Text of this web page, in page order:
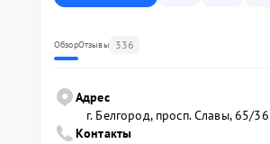
ОбзорОтзывы 336
Адрес
г. Белгород, просп. Славы, 65/36
Контакты